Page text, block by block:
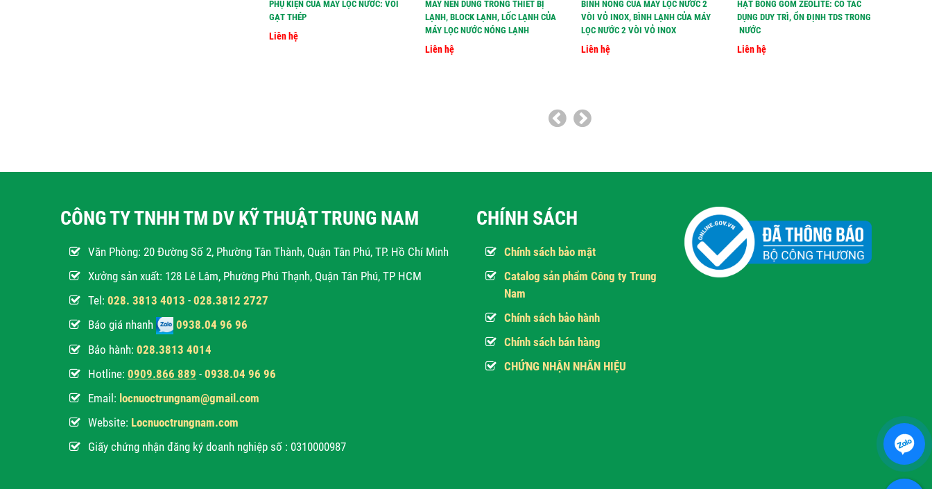
PHỤ KIỆN CỦA MÁY LỌC NƯỚC: VÒI
GẠT THÉP
Liên hệ
MÁY NÉN DÙNG TRONG THIẾT BỊ
LẠNH, BLOCK LẠNH, LỐC LẠNH CỦA
MÁY LỌC NƯỚC NÓNG LẠNH
Liên hệ
BÌNH NÓNG CỦA MÁY LỌC NƯỚC 2
VÒI VỎ INOX, BÌNH LẠNH CỦA MÁY
LỌC NƯỚC 2 VÒI VỎ INOX
Liên hệ
HẠT BÓNG GỐM ZEOLITE: CÓ TÁC
DỤNG DUY TRÌ, ỔN ĐỊNH TDS TRONG
NƯỚC
Liên hệ
CÔNG TY TNHH TM DV KỸ THUẬT TRUNG NAM
Văn Phòng: 20 Đường Số 2, Phường Tân Thành, Quận Tân Phú, TP. Hồ Chí Minh
Xưởng sản xuất: 128 Lê Lâm, Phường Phú Thạnh, Quận Tân Phú, TP HCM
Tel: 028. 3813 4013 - 028.3812 2727
Báo giá nhanh
0938.04 96 96
Bảo hành: 028.3813 4014
Hotline: 0909.866 889 - 0938.04 96 96
Email: locnuoctrungnam@gmail.com
Website: Locnuoctrungnam.com
Giấy chứng nhận đăng ký doanh nghiệp số : 0310000987
CHÍNH SÁCH
Chính sách bảo mật
Catalog sản phẩm Công ty Trung
Nam
Chính sách bảo hành
Chính sách bán hàng
CHỨNG NHẬN NHÃN HIỆU